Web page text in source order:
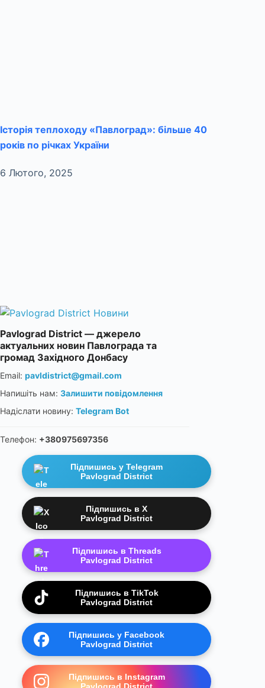
Історія теплоходу «Павлоград»: більше 40
років по річках України
6 Лютого, 2025
Pavlograd District — джерело
актуальних новин Павлограда та
громад Західного Донбасу
Email: pavldistrict@gmail.com
Напишіть нам: Залишити повідомлення
Надіслати новину: Telegram Bot
Телефон: +380975697356
Підпишись у Telegram
Pavlograd District
Підпишись в X
Pavlograd District
Підпишись в Threads
Pavlograd District
Підпишись в TikTok
Pavlograd District
Підпишись у Facebook
Pavlograd District
Підпишись в Instagram